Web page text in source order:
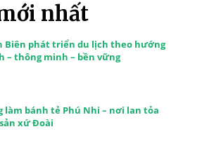
nhất
Biên phát triển du lịch theo hướng
– thông minh – bền vững
làm bánh tẻ Phú Nhi – nơi lan tỏa
xứ Đoài